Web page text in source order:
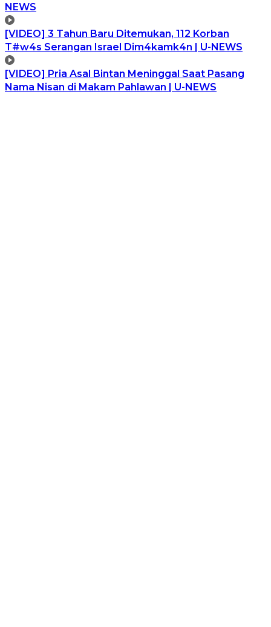
NEWS
[VIDEO] 3 Tahun Baru Ditemukan, 112 Korban
T#w4s Serangan Israel Dim4kamk4n | U-NEWS
[VIDEO] Pria Asal Bintan Meninggal Saat Pasang
Nama Nisan di Makam Pahlawan | U-NEWS